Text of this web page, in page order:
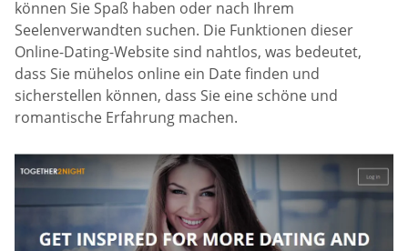
können Sie Spaß haben oder nach Ihrem
Seelenverwandten suchen. Die Funktionen dieser
Online-Dating-Website sind nahtlos, was bedeutet,
dass Sie mühelos online ein Date finden und
sicherstellen können, dass Sie eine schöne und
romantische Erfahrung machen.